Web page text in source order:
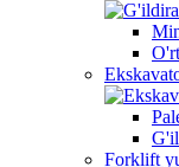
Forklift